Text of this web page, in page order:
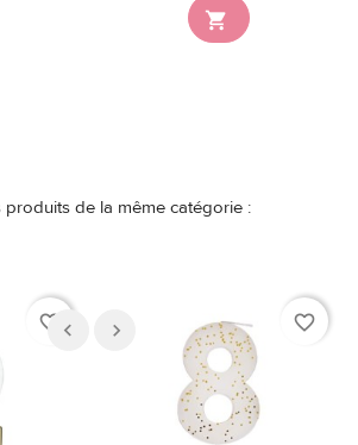

produits de la même catégorie :
favorite_border favorite_border